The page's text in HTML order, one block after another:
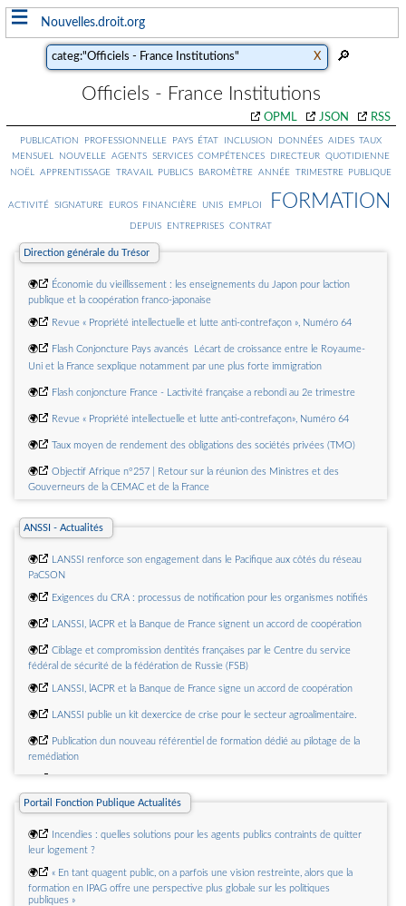
≡ Nouvelles.droit.org
Officiels - France Institutions
OPML JSON RSS
publication professionnelle pays état inclusion données aides taux
mensuel nouvelle agents services compétences directeur quotidienne
noël apprentissage travail publics baromètre année trimestre publique
activité signature euros financière unis emploi formation
depuis entreprises contrat
Direction générale du Trésor
🌍
Économie du vieillissement : les enseignements du Japon pour laction
publique et la coopération franco-japonaise
🌍 Revue « Propriété intellectuelle et lutte anti-contrefaçon », Numéro 64
🌍
Flash Conjoncture Pays avancés  Lécart de croissance entre le Royaume-
Uni et la France sexplique notamment par une plus forte immigration
🌍 Flash conjoncture France - Lactivité française a rebondi au 2e trimestre
🌍 Revue « Propriété intellectuelle et lutte anti-contrefaçon», Numéro 64
🌍 Taux moyen de rendement des obligations des sociétés privées (TMO)
🌍
Objectif Afrique n°257 | Retour sur la réunion des Ministres et des
Gouverneurs de la CEMAC et de la France
espagnols soutenu par lamélioration du marché du travail
🌍
The Contribution of Cyclical Factors to Recent Changes in French
ANSSI - Actualités
🌍
LANSSI renforce son engagement dans le Pacifique aux côtés du réseau
PaCSON
🌍 Exigences du CRA : processus de notification pour les organismes notifiés
🌍 LANSSI, lACPR et la Banque de France signent un accord de coopération
🌍
Ciblage et compromission dentités françaises par le Centre du service
fédéral de sécurité de la fédération de Russie (FSB)
🌍 LANSSI, lACPR et la Banque de France signe un accord de coopération
🌍 LANSSI publie un kit dexercice de crise pour le secteur agroalimentaire.
🌍
Publication dun nouveau référentiel de formation dédié au pilotage de la
remédiation
cybersécurité
du G7 à Evian
Portail Fonction Publique Actualités
🌍
Incendies : quelles solutions pour les agents publics contraints de quitter
leur logement ?
🌍
« En tant quagent public, on a parfois une vision restreinte, alors que la
formation en IPAG offre une perspective plus globale sur les politiques
publiques »